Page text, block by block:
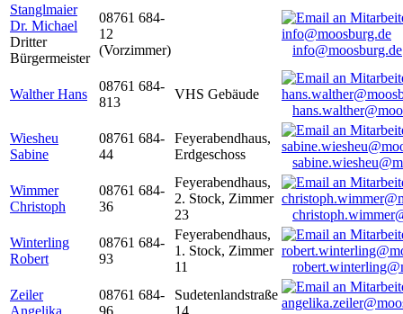
Stanglmaier
Dr. Michael
Dritter
Bürgermeister
08761 684-
12
(Vorzimmer)
info@moosburg.de
Walther Hans
08761 684-
813
VHS Gebäude
Wiesheu
Sabine
08761 684-
44
Feyerabendhaus,
Erdgeschoss
Wimmer
Christoph
08761 684-
36
Feyerabendhaus,
2. Stock, Zimmer
23
Winterling
Robert
08761 684-
93
Feyerabendhaus,
1. Stock, Zimmer
11
Zeiler
Angelika
08761 684-
96
Sudetenlandstraße
14